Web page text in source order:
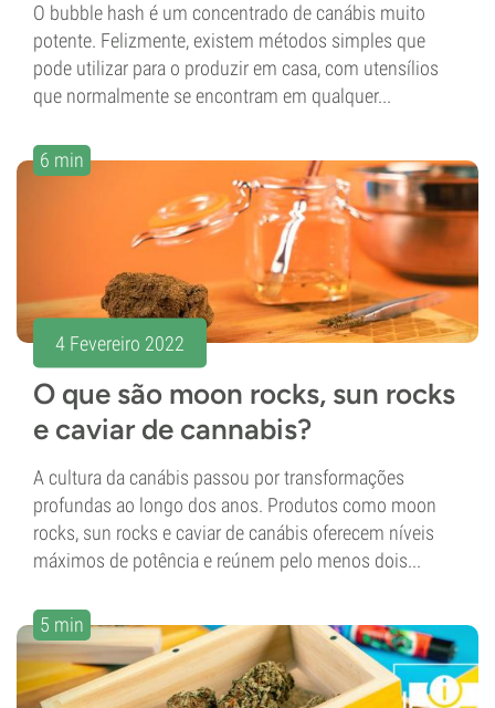
O bubble hash é um concentrado de canábis muito
potente. Felizmente, existem métodos simples que
pode utilizar para o produzir em casa, com utensílios
que normalmente se encontram em qualquer...
6 min
4 Fevereiro 2022
O que são moon rocks, sun rocks
e caviar de cannabis?
A cultura da canábis passou por transformações
profundas ao longo dos anos. Produtos como moon
rocks, sun rocks e caviar de canábis oferecem níveis
máximos de potência e reúnem pelo menos dois...
5 min